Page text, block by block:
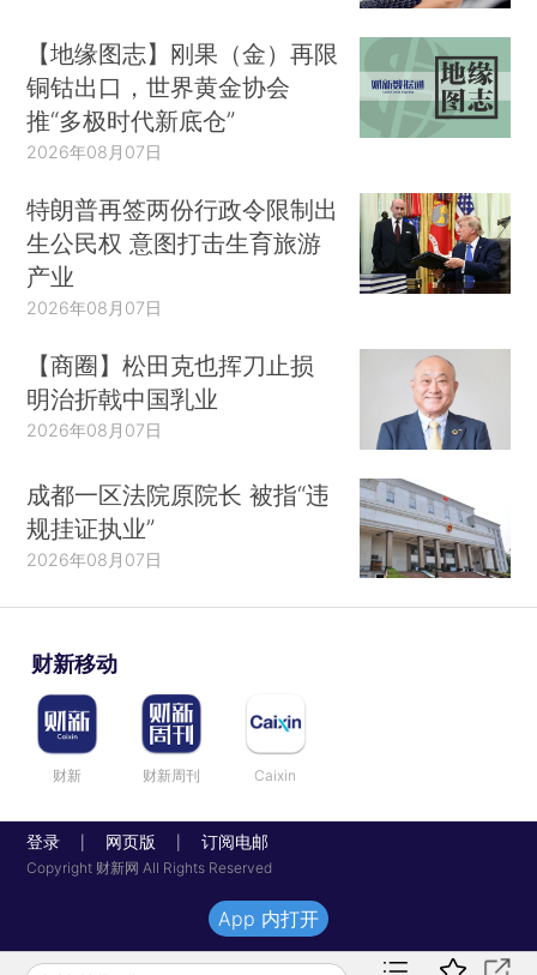
【地缘图志】刚果（金）再限
铜钴出口，世界黄金协会
推“多极时代新底仓”
2026年08月07日
特朗普再签两份行政令限制出
生公民权 意图打击生育旅游
产业
2026年08月07日
【商圈】松田克也挥刀止损
明治折戟中国乳业
2026年08月07日
成都一区法院原院长 被指“违
规挂证执业”
2026年08月07日
财新移动
财新 财新周刊 Caixin
登录 网页版 订阅电邮
Copyright 财新网 All Rights Reserved
App 内打开